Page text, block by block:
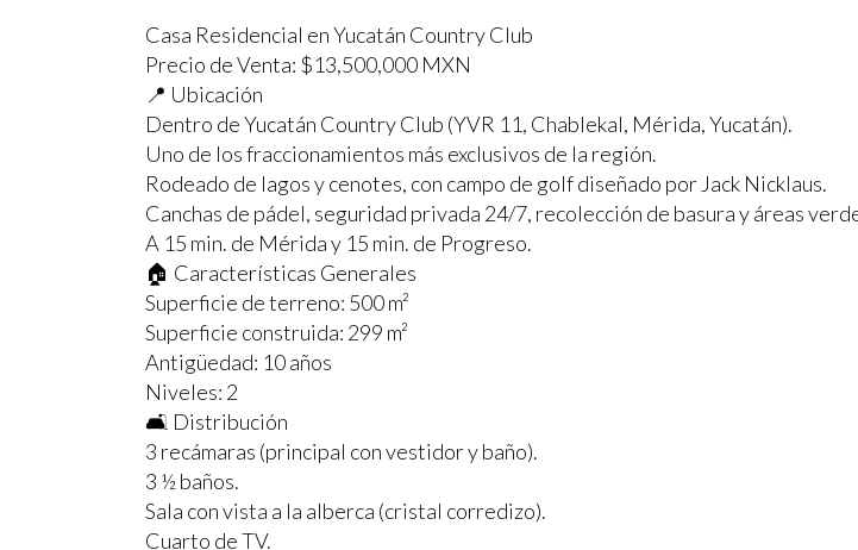
Casa Residencial en Yucatán Country Club
Precio de Venta: $13,500,000 MXN
📍 Ubicación
Dentro de Yucatán Country Club (YVR 11, Chablekal, Mérida, Yucatán).
Uno de los fraccionamientos más exclusivos de la región.
Rodeado de lagos y cenotes, con campo de golf diseñado por Jack Nicklaus.
Canchas de pádel, seguridad privada 24/7, recolección de basura y áreas
A 15 min. de Mérida y 15 min. de Progreso.
🏠 Características Generales
Superficie de terreno: 500 m²
Superficie construida: 299 m²
Antigüedad: 10 años
Niveles: 2
🛋️ Distribución
3 recámaras (principal con vestidor y baño).
3 ½ baños.
Sala con vista a la alberca (cristal corredizo).
Cuarto de TV.